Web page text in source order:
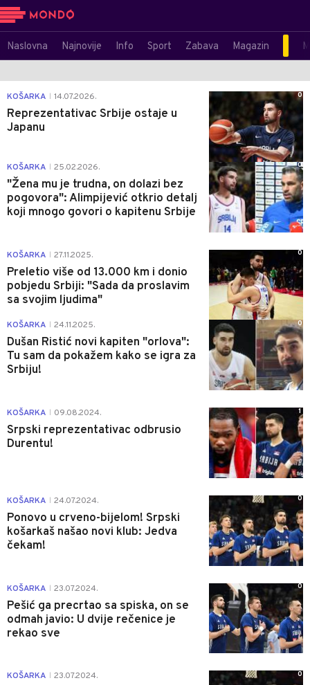
Naslovna Najnovije Info Sport Zabava Magazin
KOŠARKA 14.07.2026.
Reprezentativac Srbije ostaje u
Japanu
0
KOŠARKA 25.02.2026.
"Žena mu je trudna, on dolazi bez
pogovora": Alimpijević otkrio detalj
koji mnogo govori o kapitenu Srbije
0
KOŠARKA 27.11.2025.
Preletio više od 13.000 km i donio
pobjedu Srbiji: "Sada da proslavim
sa svojim ljudima"
0
KOŠARKA 24.11.2025.
Dušan Ristić novi kapiten "orlova":
Tu sam da pokažem kako se igra za
Srbiju!
0
KOŠARKA 09.08.2024.
Srpski reprezentativac odbrusio
Durentu!
1
KOŠARKA 24.07.2024.
Ponovo u crveno-bijelom! Srpski
košarkaš našao novi klub: Jedva
čekam!
0
KOŠARKA 23.07.2024.
Pešić ga precrtao sa spiska, on se
odmah javio: U dvije rečenice je
rekao sve
0
KOŠARKA 23.07.2024. 0